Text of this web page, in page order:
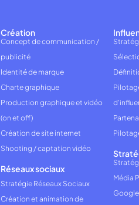
Création
Concept de communication /
publicité
Identité de marque
Charte graphique
Production graphique et vidéo
(on et off)
Création de site internet
Shooting / captation vidéo
Réseaux sociaux
Stratégie Réseaux Sociaux
Création et animation de
Média